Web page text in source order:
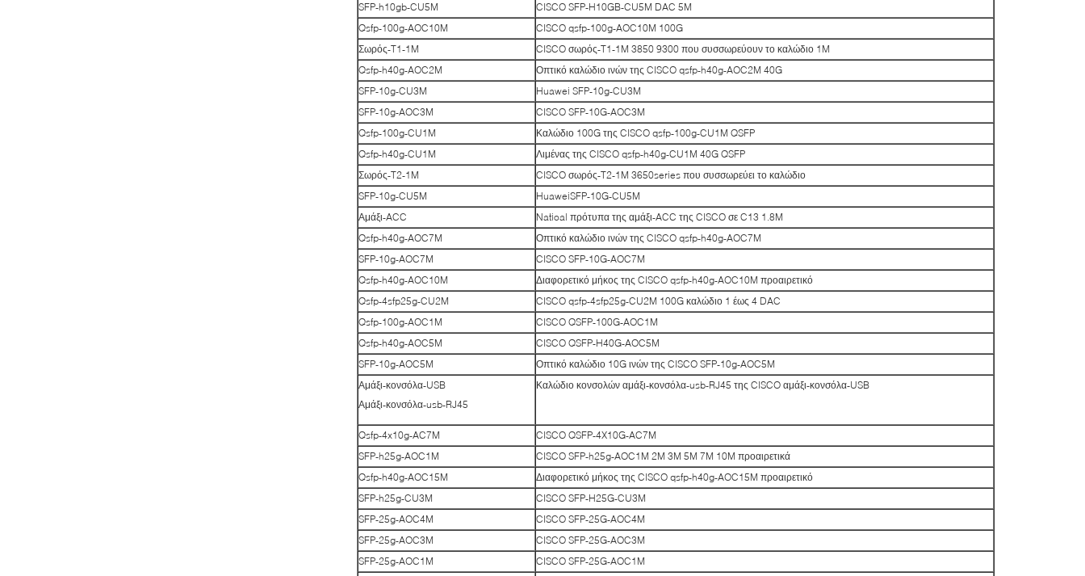
SFP-h10gb-CU5M
CISCO SFP-H10GB-CU5M DAC 5M
Qsfp-100g-AOC10M
CISCO qsfp-100g-AOC10M 100G
Σωρός-T1-1M
CISCO σωρός-T1-1M 3850 9300 που συσσωρεύουν το καλώδιο 1M
Qsfp-h40g-AOC2M
Οπτικό καλώδιο ινών της CISCO qsfp-h40g-AOC2M 40G
SFP-10g-CU3M
Huawei SFP-10g-CU3M
SFP-10g-AOC3M
CISCO SFP-10G-AOC3M
Qsfp-100g-CU1M
Καλώδιο 100G της CISCO qsfp-100g-CU1M QSFP
Qsfp-h40g-CU1M
Λιμένας της CISCO qsfp-h40g-CU1M 40G QSFP
Σωρός-T2-1M
CISCO σωρός-T2-1M 3650series που συσσωρεύει το καλώδιο
SFP-10g-CU5M
HuaweiSFP-10G-CU5M
Αμάξι-ACC
Natioal πρότυπα της αμάξι-ACC της CISCO σε C13 1.8M
Qsfp-h40g-AOC7M
Οπτικό καλώδιο ινών της CISCO qsfp-h40g-AOC7M
SFP-10g-AOC7M
CISCO SFP-10G-AOC7M
Qsfp-h40g-AOC10M
Διαφορετικό μήκος της CISCO qsfp-h40g-AOC10M προαιρετικό
Qsfp-4sfp25g-CU2M
CISCO qsfp-4sfp25g-CU2M 100G καλώδιο 1 έως 4 DAC
Qsfp-100g-AOC1M
CISCO QSFP-100G-AOC1M
Qsfp-h40g-AOC5M
CISCO QSFP-H40G-AOC5M
SFP-10g-AOC5M
Οπτικό καλώδιο 10G ινών της CISCO SFP-10g-AOC5M
Αμάξι-κονσόλα-USB
Αμάξι-κονσόλα-usb-RJ45
Καλώδιο κονσολών αμάξι-κονσόλα-usb-RJ45 της CISCO αμάξι-κονσόλα-USB
Qsfp-4x10g-AC7M
CISCO QSFP-4X10G-AC7M
SFP-h25g-AOC1M
CISCO SFP-h25g-AOC1M 2M 3M 5M 7M 10M προαιρετικά
Qsfp-h40g-AOC15M
Διαφορετικό μήκος της CISCO qsfp-h40g-AOC15M προαιρετικό
SFP-h25g-CU3M
CISCO SFP-H25G-CU3M
SFP-25g-AOC4M
CISCO SFP-25G-AOC4M
SFP-25g-AOC3M
CISCO SFP-25G-AOC3M
SFP-25g-AOC1M
CISCO SFP-25G-AOC1M